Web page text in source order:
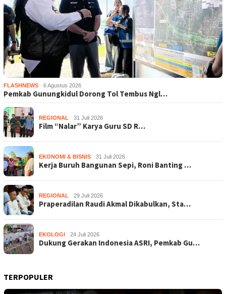
FLASHNEWS 6 Agustus 2026
Pemkab Gunungkidul Dorong Tol Tembus Ngl…
REGIONAL 31 Juli 2026
Film “Nalar” Karya Guru SD R…
EKONOMI & BISNIS 31 Juli 2026
Kerja Buruh Bangunan Sepi, Roni Banting …
REGIONAL 29 Juli 2026
Praperadilan Raudi Akmal Dikabulkan, Sta…
EKOLOGI 24 Juli 2026
Dukung Gerakan Indonesia ASRI, Pemkab Gu…
TERPOPULER